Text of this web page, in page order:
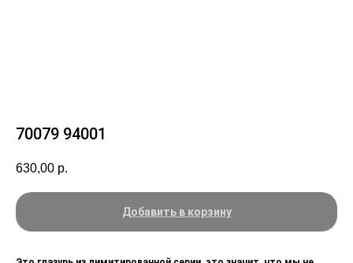
70079 94001
630,00 р.
Добавить в корзину